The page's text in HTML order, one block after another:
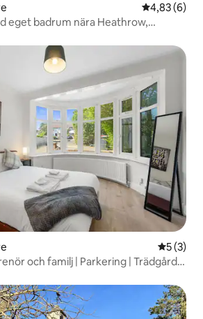
4,83 av 5 i
4,83 (6)
eget badrum nära Heathrow,
5 av 5 i
5 (3)
och familj | Parkering | Trädgård |